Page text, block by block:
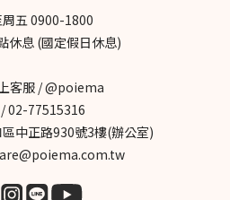
五 0900-1800
休息 (國定假日休息)
客服 / @poiema
02-77515316
中正路930號3樓(辦公室)